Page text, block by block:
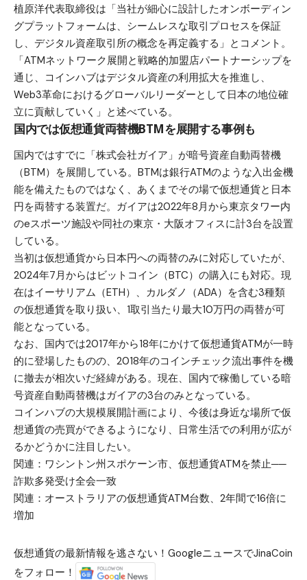
植原洋代表取締役は「当社が細心に設計したオンボーディン
グプラットフォームは、シームレスな取引プロセスを保証
し、デジタル資産取引所の概念を再定義する」とコメント。
「ATMネットワーク展開と戦略的加盟店パートナーシップを
通じ、コインハブはデジタル資産の利用拡大を推進し、
Web3革命におけるグローバルリーダーとして日本の地位確
立に貢献していく」と述べている。
国内では仮想通貨両替機BTMを展開する事例も
国内ではすでに「株式会社ガイア」が暗号資産自動両替機
（BTM）を展開している。BTMは銀行ATMのような入出金機
能を備えたものではなく、あくまでその場で仮想通貨と日本
円を両替する装置だ。ガイアは2022年8月から東京タワー内
のeスポーツ施設や同社の東京・大阪オフィスに計3台を設置
している。
当初は仮想通貨から日本円への両替のみに対応していたが、
2024年7月からはビットコイン（BTC） の購入にも対応。現
在はイーサリアム（ETH） 、 カルダノ（ADA） を含む3種類
の仮想通貨を取り扱い、1取引当たり最大10万円の両替が可
能となっている。
なお、国内では2017年から18年にかけて仮想通貨ATMが一時
的に登場したものの、2018年のコインチェック流出事件を機
に撤去が相次いだ経緯がある。現在、国内で稼働している暗
号資産自動両替機はガイアの3台のみとなっている。
コインハブの大規模展開計画により、今後は身近な場所で仮
想通貨の売買ができるようになり、日常生活での利用が広が
るかどうかに注目したい。
関連： ワシントン州スポケーン市、仮想通貨ATMを禁止──
詐欺多発受け全会一致
関連： オーストラリアの仮想通貨ATM台数、2年間で16倍に
増加
仮想通貨の最新情報を逃さない！GoogleニュースでJinaCoin
をフォロー！